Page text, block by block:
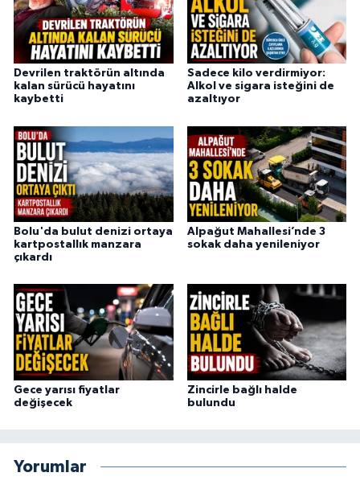
Devrilen traktörün altında
kalan sürücü hayatını
kaybetti
Sadece kilo verdirmiyor:
Alkol ve sigara isteğini de
azaltıyor
Bolu'da bulut denizi ortaya
kartpostallık manzara
çıkardı
Alpağut Mahallesi’nde 3
sokak daha yenileniyor
Gece yarısı fiyatlar
değişecek
Zincirle bağlı halde
bulundu
Yorumlar